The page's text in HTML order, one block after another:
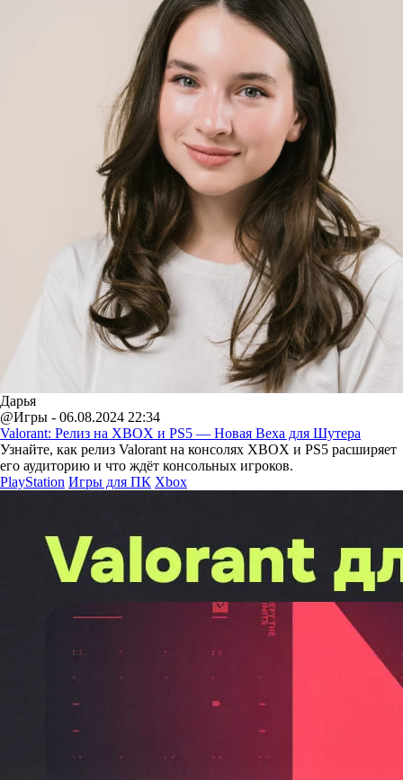
Дарья
@Игры - 06.08.2024 22:34
Valorant: Релиз на XBOX и PS5 — Новая Веха для Шутера
Узнайте, как релиз Valorant на консолях XBOX и PS5 расширяет
его аудиторию и что ждёт консольных игроков.
PlayStation Игры для ПК Xbox